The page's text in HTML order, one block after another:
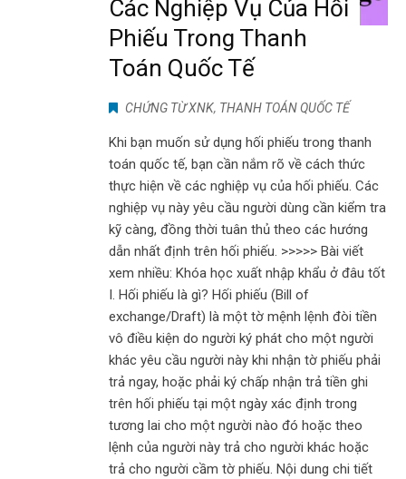
Các Nghiệp Vụ Của Hối
Phiếu Trong Thanh
Toán Quốc Tế
CHỨNG TỪ XNK, THANH TOÁN QUỐC TẾ
Khi bạn muốn sử dụng hối phiếu trong thanh
toán quốc tế, bạn cần nắm rõ về cách thức
thực hiện về các nghiệp vụ của hối phiếu. Các
nghiệp vụ này yêu cầu người dùng cần kiểm tra
kỹ càng, đồng thời tuân thủ theo các hướng
dẫn nhất định trên hối phiếu. >>>>> Bài viết
xem nhiều: Khóa học xuất nhập khẩu ở đâu tốt
I. Hối phiếu là gì? Hối phiếu (Bill of
exchange/Draft) là một tờ mệnh lệnh đòi tiền
vô điều kiện do người ký phát cho một người
khác yêu cầu người này khi nhận tờ phiếu phải
trả ngay, hoặc phải ký chấp nhận trả tiền ghi
trên hối phiếu tại một ngày xác định trong
tương lai cho một người nào đó hoặc theo
lệnh của người này trả cho người khác hoặc
trả cho người cầm tờ phiếu. Nội dung chi tiết